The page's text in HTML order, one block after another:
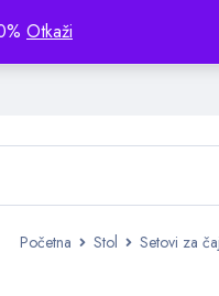
Otkaži
Početna Stol Setovi za čaj